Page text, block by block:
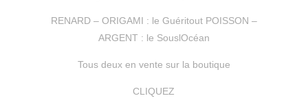
RENARD – ORIGAMI : le Guéritout POISSON –
ARGENT : le SouslOcéan
Tous deux en vente sur la boutique
CLIQUEZ